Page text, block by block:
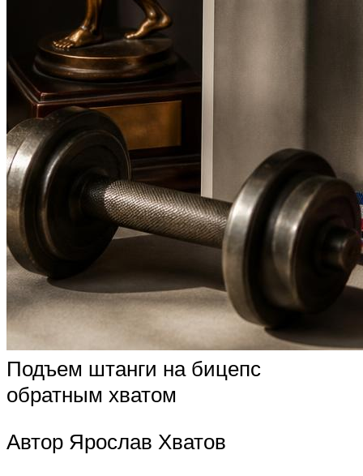
Подъем штанги на бицепс
обратным хватом
Автор Ярослав Хватов